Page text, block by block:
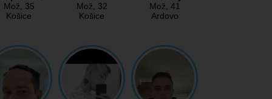
Mož, 35
Košice
Mož, 32
Košice
Mož, 41
Ardovo